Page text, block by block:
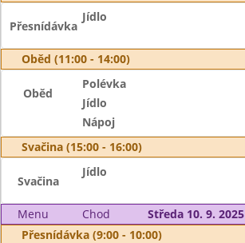
Přesnídávka
Jídlo
Oběd (11:00 - 14:00)
Oběd
Polévka
Jídlo
Nápoj
Svačina (15:00 - 16:00)
Svačina
Jídlo
Menu Chod
Středa 10. 9. 2025
Přesnídávka (9:00 - 10:00)